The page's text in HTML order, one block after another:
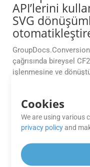
API’lerini
SVG
çağrısında bireysel
işlenmesine ve
GrupDocs
konular için
Dönüşüm
Uygulamaları?
Cookies
We are using various
privacy policyand